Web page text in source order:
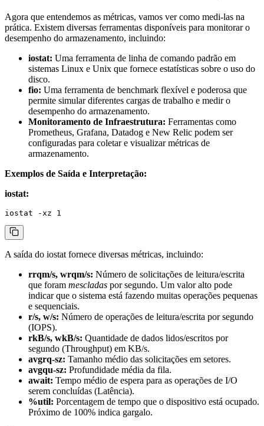
Agora que entendemos as métricas, vamos ver como medi-las na
prática. Existem diversas ferramentas disponíveis para monitorar o
desempenho do armazenamento, incluindo:
iostat: Uma ferramenta de linha de comando padrão em
sistemas Linux e Unix que fornece estatísticas sobre o uso do
disco.
fio: Uma ferramenta de benchmark flexível e poderosa que
permite simular diferentes cargas de trabalho e medir o
desempenho do armazenamento.
Monitoramento de Infraestrutura: Ferramentas como
Prometheus, Grafana, Datadog e New Relic podem ser
configuradas para coletar e visualizar métricas de
armazenamento.
Exemplos de Saída e Interpretação:
iostat:
A saída do iostat fornece diversas métricas, incluindo:
rrqm/s, wrqm/s: Número de solicitações de leitura/escrita
que foram mescladas por segundo. Um valor alto pode
indicar que o sistema está fazendo muitas operações pequenas
e sequenciais.
r/s, w/s: Número de operações de leitura/escrita por segundo
(IOPS).
rkB/s, wkB/s: Quantidade de dados lidos/escritos por
segundo (Throughput) em KB/s.
avgrq-sz: Tamanho médio das solicitações em setores.
avgqu-sz: Profundidade média da fila.
await: Tempo médio de espera para as operações de I/O
serem concluídas (Latência).
%util: Porcentagem de tempo que o dispositivo está ocupado.
Próximo de 100% indica gargalo.